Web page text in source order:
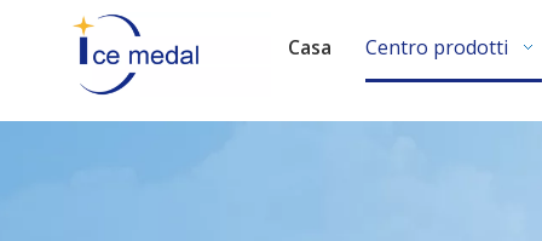
Casa Centro prodotti